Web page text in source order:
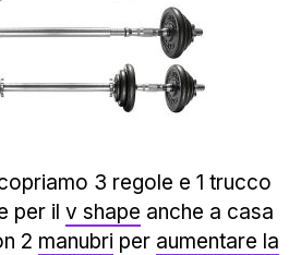
3 regole e 1 trucco
per il v shape anche a casa
2 manubri per aumentare la